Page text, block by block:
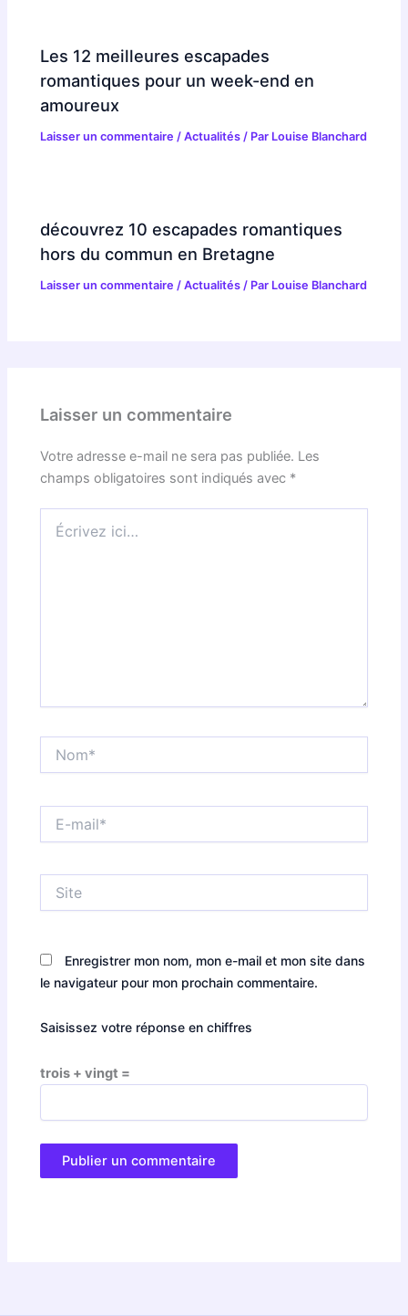
Les 12 meilleures escapades
romantiques pour un week-end en
amoureux
Laisser un commentaire /Actualités / Par Louise Blanchard
découvrez 10 escapades romantiques
hors du commun en Bretagne
Laisser un commentaire /Actualités / Par Louise Blanchard
Laisser un commentaire
Votre adresse e-mail ne sera pas publiée. Les
champs obligatoires sont indiqués avec *
ici…
mail*
Enregistrer mon nom, mon e-mail et mon site dans
le navigateur pour mon prochain commentaire.
Saisissez votre réponse en chiffres
trois + vingt =